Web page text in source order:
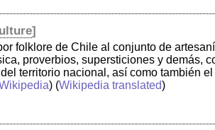
]
folklore de Chile al conjunto de
proverbios, supersticiones y demás,
territorio nacional, así como también
) (Wikipedia translated)